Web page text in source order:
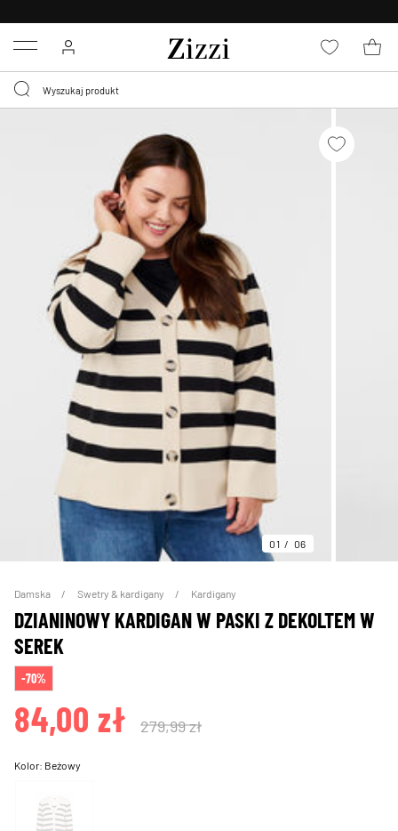
Menu
01 06
Damska Swetry & kardigany Kardigany
DZIANINOWY KARDIGAN W PASKI Z DEKOLTEM W
SEREK
-70%
84,00 zł 279,99 zł
Kolor: Beżowy